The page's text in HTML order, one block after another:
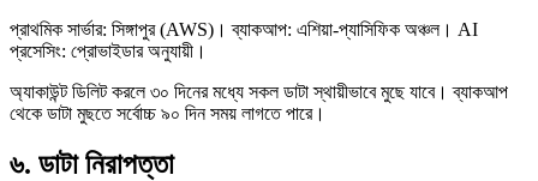
প্রাথমিক সার্ভার: সিঙ্গাপুর (AWS)। ব্যাকআপ: এশিয়া-প্যাসিফিক অঞ্চল। AI
প্রসেসিং: প্রোভাইডার অনুযায়ী।
অ্যাকাউন্ট ডিলিট করলে ৩০ দিনের মধ্যে সকল ডাটা স্থায়ীভাবে মুছে যাবে। ব্যাকআপ
থেকে ডাটা মুছতে সর্বোচ্চ ৯০ দিন সময় লাগতে পারে।
৬. ডাটা নিরাপত্তা